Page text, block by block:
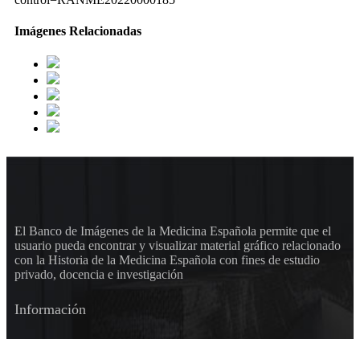
Imágenes Relacionadas
El Banco de Imágenes de la Medicina Española permite que el
usuario pueda encontrar y visualizar material gráfico relacionado
con la Historia de la Medicina Española con fines de estudio
privado, docencia e investigación
Información